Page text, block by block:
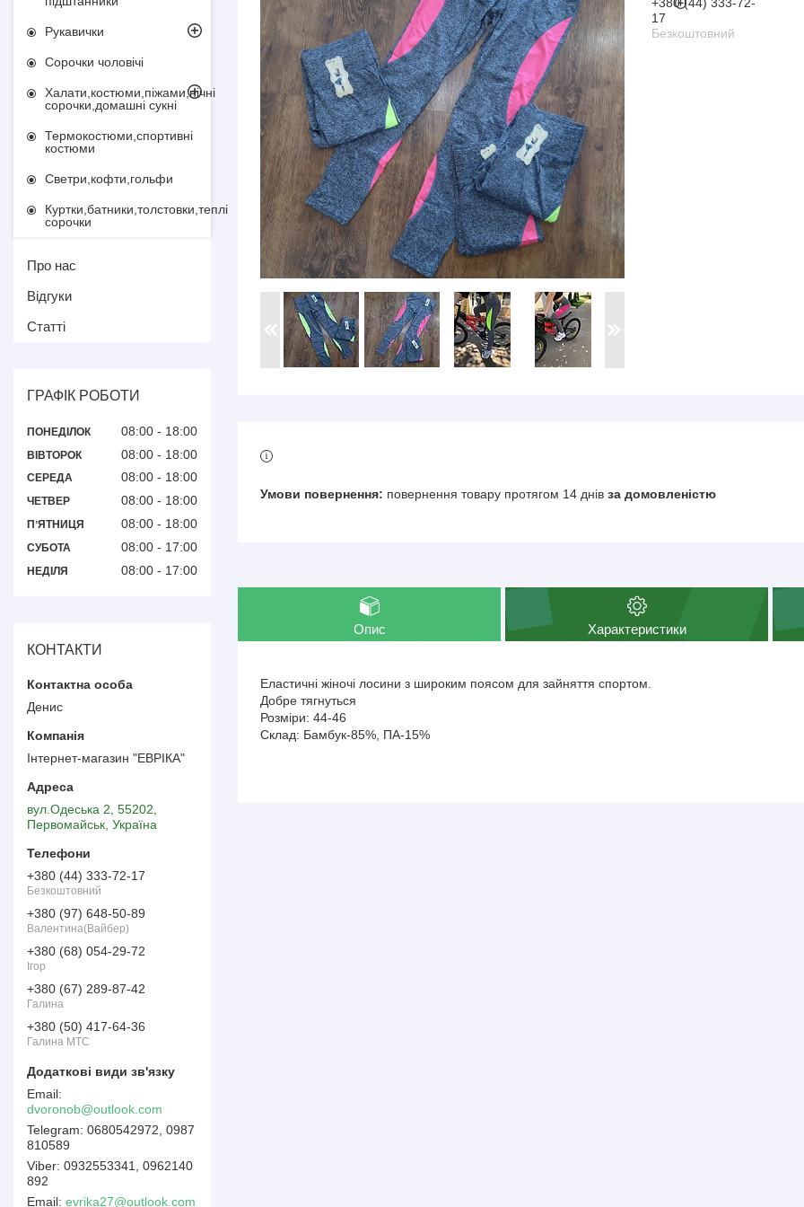
17
Безкоштовний
повернення товару протягом 14 днів за домовленістю
Опис Характеристики
Еластичні жіночі лосини з широким поясом для зайняття спортом.
Добре тягнуться
Розміри: 44-46
Склад: Бамбук-85%, ПА-15%
Рукавички
Сорочки чоловічі
Халати,костюми,піжами,нічні
сорочки,домашні сукні
Термокостюми,спортивні
костюми
Светри,кофти,гольфи
Куртки,батники,толстовки,теплі
сорочки
Про нас
Відгуки
Статті
ГРАФІК РОБОТИ
ПОНЕДІЛОК 08:00 18:00
ВІВТОРОК 08:00 18:00
СЕРЕДА 08:00 18:00
ЧЕТВЕР 08:00 18:00
ПʼЯТНИЦЯ 08:00 18:00
СУБОТА 08:00 17:00
НЕДІЛЯ 08:00 17:00
КОНТАКТИ
Денис
Інтернет-магазин "ЕВРІКА"
вул.Одеська 2, 55202,
Первомайськ, Україна
+380 (44) 333-72-17
Безкоштовний
+380 (97) 648-50-89
Валентина(Вайбер)
+380 (68) 054-29-72
Ігор
+380 (67) 289-87-42
Галина
+380 (50) 417-64-36
Галина МТС
dvoronob@outlook.com
0680542972, 0987
810589
0932553341, 0962140
892
Email evrika27@outlook.com